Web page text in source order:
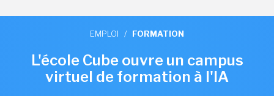
EMPLOI / FORMATION
L'école Cube ouvre un campus
virtuel de formation à l'IA